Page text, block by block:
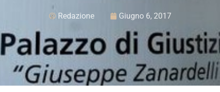
Redazione Giugno 6, 2017